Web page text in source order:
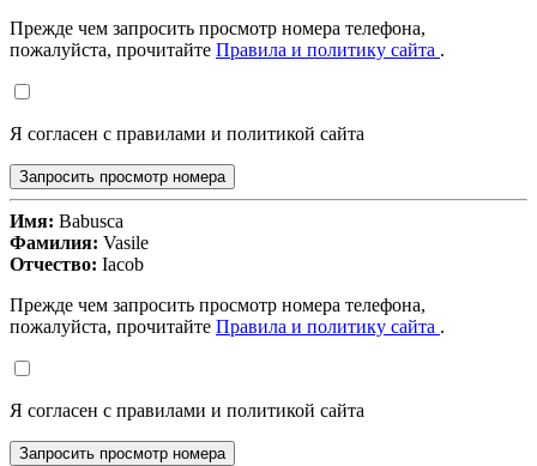
Прежде чем запросить просмотр номера телефона,
пожалуйста, прочитайте Правила и политику сайта .
Я согласен с правилами и политикой сайта
Запросить просмотр номера
Имя: Babusca
Фамилия: Vasile
Отчество: Iacob
Прежде чем запросить просмотр номера телефона,
пожалуйста, прочитайте Правила и политику сайта .
Я согласен с правилами и политикой сайта
Запросить просмотр номера